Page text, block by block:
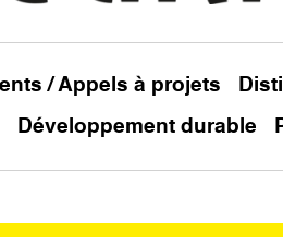
/ Appels à projets
Développement durable